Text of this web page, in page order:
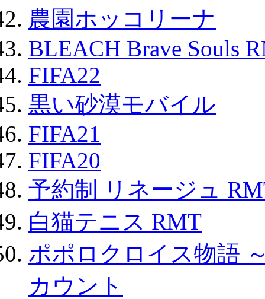
農園ホッコリーナ
BLEACH Brave Souls
FIFA22
黒い砂漠モバイル
FIFA21
FIFA20
予約制 リネージュ
白猫テニス RMT
ポポロクロイス物語
カウント